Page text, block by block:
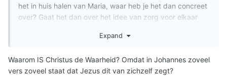
het in huis halen van Maria, waar heb je het dan concreet
over? Gaat het dan over het idee van zorg voor elkaar
nemen die je goed kent en een mantelzorgerfunctie
het eerste betekent kan ik het met je eens zijn.
Expand
Waarom IS Christus de Waarheid? Omdat in Johannes zoveel
vers zoveel staat dat Jezus dit van zichzelf zegt?